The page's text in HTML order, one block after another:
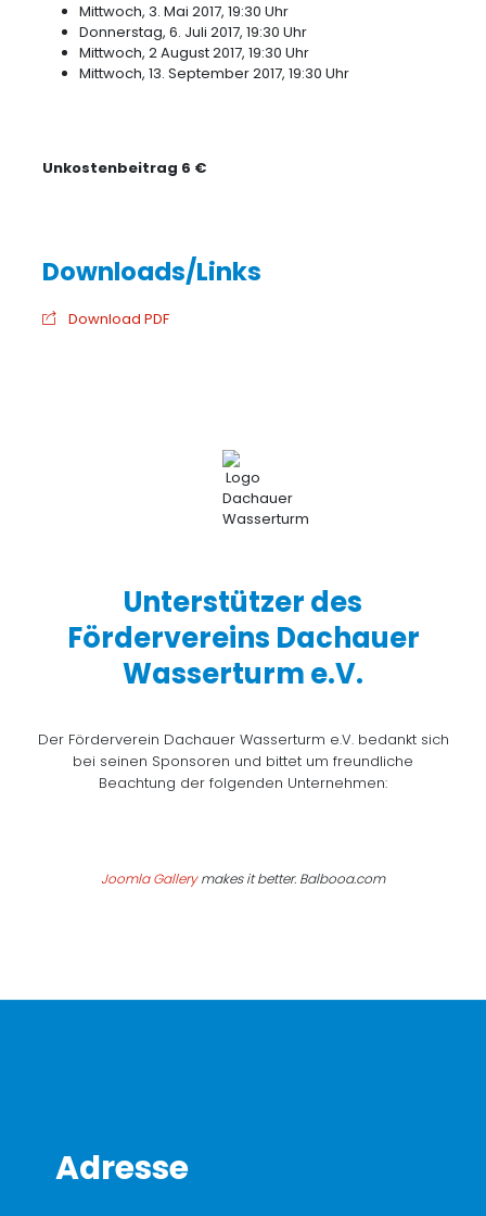
Mittwoch, 3. Mai 2017, 19:30 Uhr
Donnerstag, 6. Juli 2017, 19:30 Uhr
Mittwoch, 2 August 2017, 19:30 Uhr
Mittwoch, 13. September 2017, 19:30 Uhr
Unkostenbeitrag 6 €
Download PDF
Unterstützer des
Fördervereins Dachauer
Wasserturm e.V.
Der Förderverein Dachauer Wasserturm e.V. bedankt sich
bei seinen Sponsoren und bittet um freundliche
Beachtung der folgenden Unternehmen:
Joomla Gallerymakes it better. Balbooa.com
Adresse